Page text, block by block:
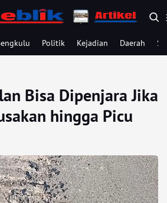
Politik Kejadian Daerah
Bisa Dipenjara Jika
hingga Picu